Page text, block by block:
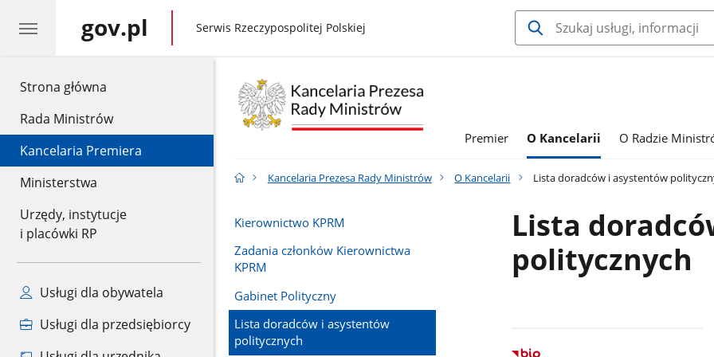
Strona główna
Rada Ministrów
Kancelaria Premiera
Ministerstwa
Urzędy, instytucje
i placówki RP
Usługi dla obywatela
Usługi dla przedsiębiorcy
gov.pl gov.pl
Serwis Rzeczypospolitej Polskiej
Premier O Kancelarii O Radzie
Kancelaria Prezesa Rady Ministrów O Kancelarii Lista doradców i asystentów
Kierownictwo KPRM
Zadania członków Kierownictwa
KPRM
Gabinet Polityczny
Lista doradców i asystentów
politycznych
Lista
politycznych